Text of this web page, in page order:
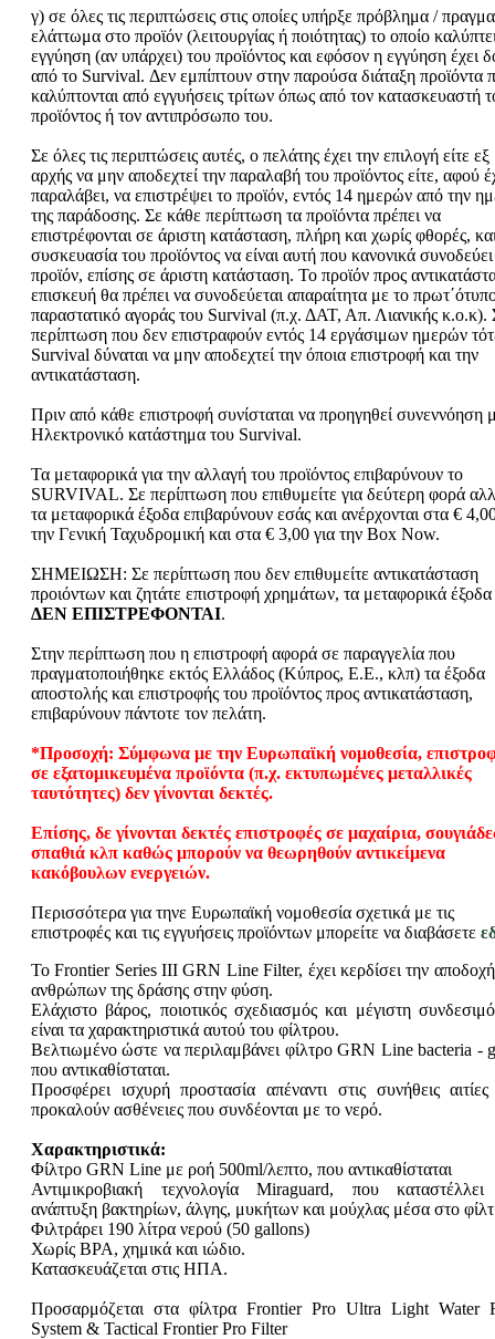
γ) σε όλες τις περιπτώσεις στις οποίες υπήρξε πρόβλημα /
ελάττωμα στο προϊόν (λειτουργίας ή ποιότητας) το οποίο
εγγύηση (αν υπάρχει) του προϊόντος και εφόσον η εγγύηση έχει
από το Survival. Δεν εμπίπτουν στην παρούσα διάταξη προϊόντα
καλύπτονται από εγγυήσεις τρίτων όπως από τον κατασκευαστή
προϊόντος ή τον αντιπρόσωπο του.
Σε όλες τις περιπτώσεις αυτές, ο πελάτης έχει την επιλογή είτε εξ
αρχής να μην αποδεχτεί την παραλαβή του προϊόντος είτε, αφού
παραλάβει, να επιστρέψει το προϊόν, εντός 14 ημερών από την
της παράδοσης. Σε κάθε περίπτωση τα προϊόντα πρέπει να
επιστρέφονται σε άριστη κατάσταση, πλήρη και χωρίς φθορές,
συσκευασία του προϊόντος να είναι αυτή που κανονικά
προϊόν, επίσης σε άριστη κατάσταση. Το προϊόν προς
επισκευή θα πρέπει να συνοδεύεται απαραίτητα με το
παραστατικό αγοράς του Survival (π.χ. ΔΑΤ, Απ. Λιανικής κ.ο.κ).
περίπτωση που δεν επιστραφούν εντός 14 εργάσιμων ημερών
Survival δύναται να μην αποδεχτεί την όποια επιστροφή και την
αντικατάσταση.
Πριν από κάθε επιστροφή συνίσταται να προηγηθεί συνεννόηση
Ηλεκτρονικό κατάστημα του Survival.
Τα μεταφορικά για την αλλαγή του προϊόντος επιβαρύνουν το
SURVIVAL. Σε περίπτωση που επιθυμείτε για δεύτερη φορά
τα μεταφορικά έξοδα επιβαρύνουν εσάς και ανέρχονται στα €
την Γενική Ταχυδρομική και στα € 3,00 για την Box Now.
ΣΗΜΕΙΩΣΗ: Σε περίπτωση που δεν επιθυμείτε αντικατάσταση
προιόντων και ζητάτε επιστροφή χρημάτων, τα μεταφορικά έξοδα
ΔΕΝ ΕΠΙΣΤΡΕΦΟΝΤΑΙ.
Στην περίπτωση που η επιστροφή αφορά σε παραγγελία που
πραγματοποιήθηκε εκτός Ελλάδος (Κύπρος, Ε.Ε., κλπ) τα έξοδα
αποστολής και επιστροφής του προϊόντος προς αντικατάσταση,
επιβαρύνουν πάντοτε τον πελάτη.
*Προσοχή: Σύμφωνα με την Ευρωπαϊκή νομοθεσία,
σε εξατομικευμένα προϊόντα (π.χ. εκτυπωμένες μεταλλικές
ταυτότητες) δεν γίνονται δεκτές.
Επίσης, δε γίνονται δεκτές επιστροφές σε μαχαίρια,
σπαθιά κλπ καθώς μπορούν να θεωρηθούν αντικείμενα
κακόβουλων ενεργειών.
Περισσότερα για τηνε Ευρωπαϊκή νομοθεσία σχετικά με τις
επιστροφές και τις εγγυήσεις προϊόντων μπορείτε να διαβάσετε
Το Frontier Series III GRN Line Filter, έχει κερδίσει την
ανθρώπων της δράσης στην φύση.
Ελάχιστο βάρος, ποιοτικός σχεδιασμός και μέγιστη
είναι τα χαρακτηριστικά αυτού του φίλτρου.
Βελτιωμένο ώστε να περιλαμβάνει φίλτρο GRN Line bacteria -
που αντικαθίσταται.
Προσφέρει ισχυρή προστασία απέναντι στις συνήθεις
προκαλούν ασθένειες που συνδέονται με το νερό.
Χαρακτηριστικά:
Φίλτρο GRN Line με ροή 500ml/λεπτο, που αντικαθίσταται
Αντιμικροβιακή τεχνολογία Miraguard, που
ανάπτυξη βακτηρίων, άλγης, μυκήτων και μούχλας μέσα στο
Φιλτράρει 190 λίτρα νερού (50 gallons)
Χωρίς BPA, χημικά και ιώδιο.
Κατασκευάζεται στις HΠΑ.
Προσαρμόζεται στα φίλτρα Frontier Pro Ultra Light Water
System & Tactical Frontier Pro Filter